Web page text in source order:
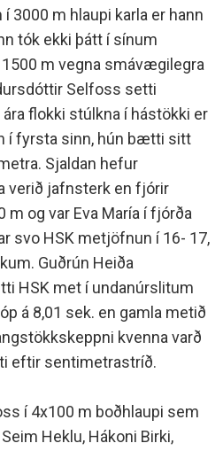
3000 m hlaupi karla er hann
tók ekki þátt í sínum
m vegna smávægilegra
Selfoss setti
flokki stúlkna í hástökki er
í fyrsta sinn, hún bætti sitt
Sjaldan hefur
verið jafnsterk en fjórir
m og var Eva María í fjórða
svo HSK metjöfnun í 16- 17,
Guðrún Heiða
HSK met í undanúrslitum
á 8,01 sek. en gamla metið
kvenna varð
eftir sentimetrastríð.
í 4x100 m boðhlaupi sem
Heklu, Hákoni Birki,